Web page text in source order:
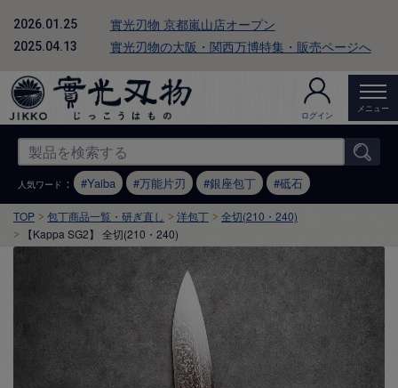
2026.01.25 實光刃物 京都嵐山店オープン
2025.04.13 實光刃物の大阪・関西万博特集・販売ページへ
ログイン
メニュー
人気ワード ： Yaiba 万能片刃 銀座包丁 砥石
TOP 包丁商品一覧・研ぎ直し 洋包丁
全切(210・240)
【Kappa SG2】 全切(210・240)